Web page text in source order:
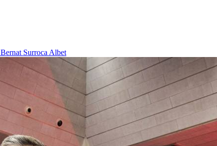
Bernat Surroca Albet